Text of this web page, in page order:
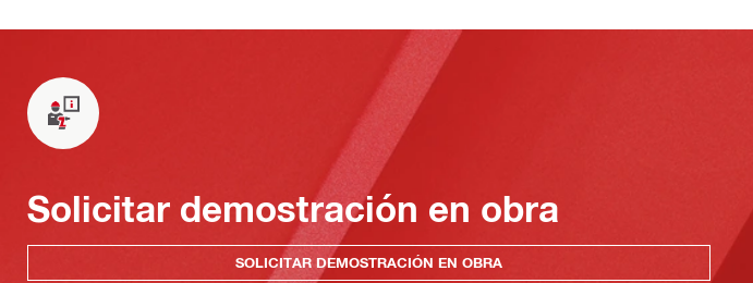
Solicitar demostración en obra
SOLICITAR DEMOSTRACIÓN EN OBRA